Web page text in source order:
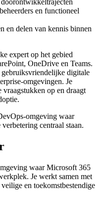
en functioneel
en delen van kennis binnen
expert op het gebied
OneDrive en Teams.
digitale
omgevingen. Je
vraagstukken op en draagt
omgeving waar
centraal staan.
waar Microsoft 365
Je werkt samen met
en toekomstbestendige